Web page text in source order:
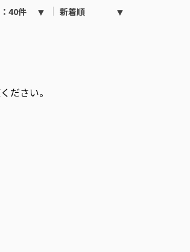
40件 新着順
ださい。